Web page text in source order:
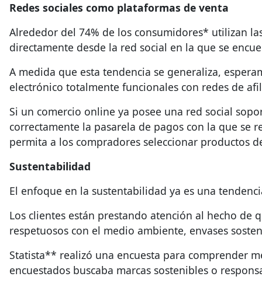
Redes sociales como plataformas de venta
Alrededor del 74% de los consumidores* utilizan
directamente desde la red social en la que se
A medida que esta tendencia se generaliza,
electrónico totalmente funcionales con redes de
Si un comercio online ya posee una red social
correctamente la pasarela de pagos con la que
permita a los compradores seleccionar productos
Sustentabilidad
El enfoque en la sustentabilidad ya es una
Los clientes están prestando atención al hecho de
respetuosos con el medio ambiente, envases
Statista** realizó una encuesta para comprender
encuestados buscaba marcas sostenibles o